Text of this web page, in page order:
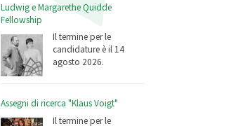
Ludwig e Margarethe Quidde
Fellowship
Il termine per le
candidature è il 14
agosto 2026.
Assegni di ricerca "Klaus Voigt"
Il termine per le